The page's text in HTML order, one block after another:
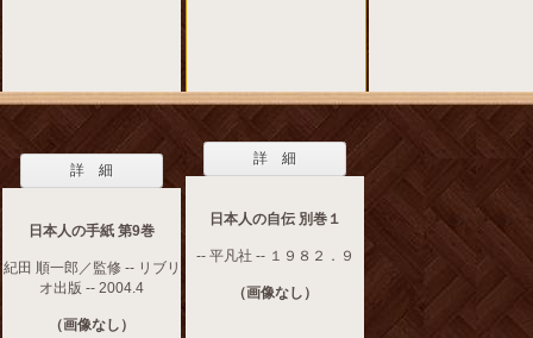
詳 細
日本人の手紙 第9巻
紀田 順一郎／監修 -- リブリ
オ出版 -- 2004.4
（画像なし）
詳 細
日本人の自伝 別巻１
-- 平凡社 -- １９８２．９
（画像なし）